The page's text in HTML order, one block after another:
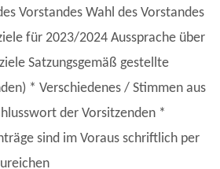
Vorstandes Wahl des Vorstandes
für 2023/2024 Aussprache über
Satzungsgemäß gestellte
* Verschiedenes / Stimmen aus
der Vorsitzenden *
sind im Voraus schriftlich per